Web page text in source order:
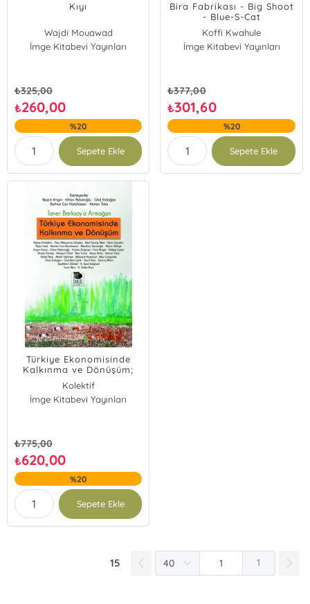
Kıyı
Wajdi Mouawad
İmge Kitabevi Yayınları
₺325,00
₺260,00
%20
Sepete Ekle
Bira Fabrikası - Big Shoot
- Blue-S-Cat
Koffi Kwahule
İmge Kitabevi Yayınları
₺377,00
₺301,60
%20
Sepete Ekle
Türkiye Ekonomisinde
Kalkınma ve Dönüşüm;
Taner Berksoy'a Armağan
Kolektif
İmge Kitabevi Yayınları
₺775,00
₺620,00
%20
Sepete Ekle
15 1